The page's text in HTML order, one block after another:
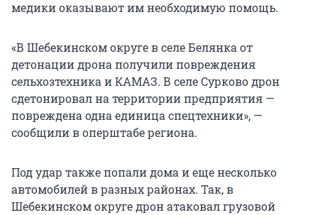
медики оказывают им необходимую помощь.
«В Шебекинском округе в селе Белянка от
детонации дрона получили повреждения
сельхозтехника и КАМАЗ. В селе Сурково дрон
сдетонировал на территории предприятия —
повреждена одна единица спецтехники», —
сообщили в оперштабе региона.
Под удар также попали дома и еще несколько
автомобилей в разных районах. Так, в
Шебекинском округе дрон атаковал грузовой